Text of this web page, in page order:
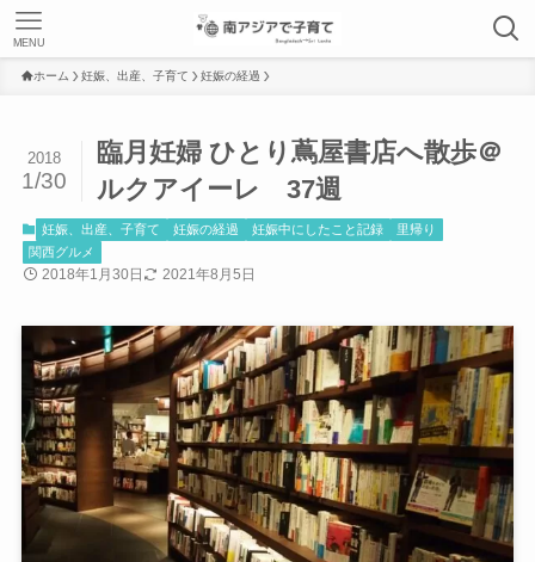
MENU
ホーム 妊娠、出産、子育て 妊娠の経過
臨月妊婦 ひとり蔦屋書店へ散歩＠
ルクアイーレ 37週
2018
1/30
妊娠、出産、子育て 妊娠の経過 妊娠中にしたこと記録
里帰り
関西グルメ
2018年1月30日 2021年8月5日